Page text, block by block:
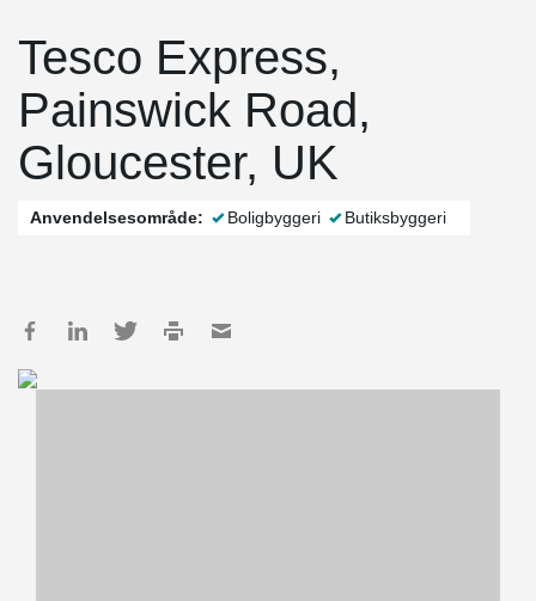
Tesco Express,
Painswick Road,
Gloucester, UK
Anvendelsesområde: Boligbyggeri Butiksbyggeri